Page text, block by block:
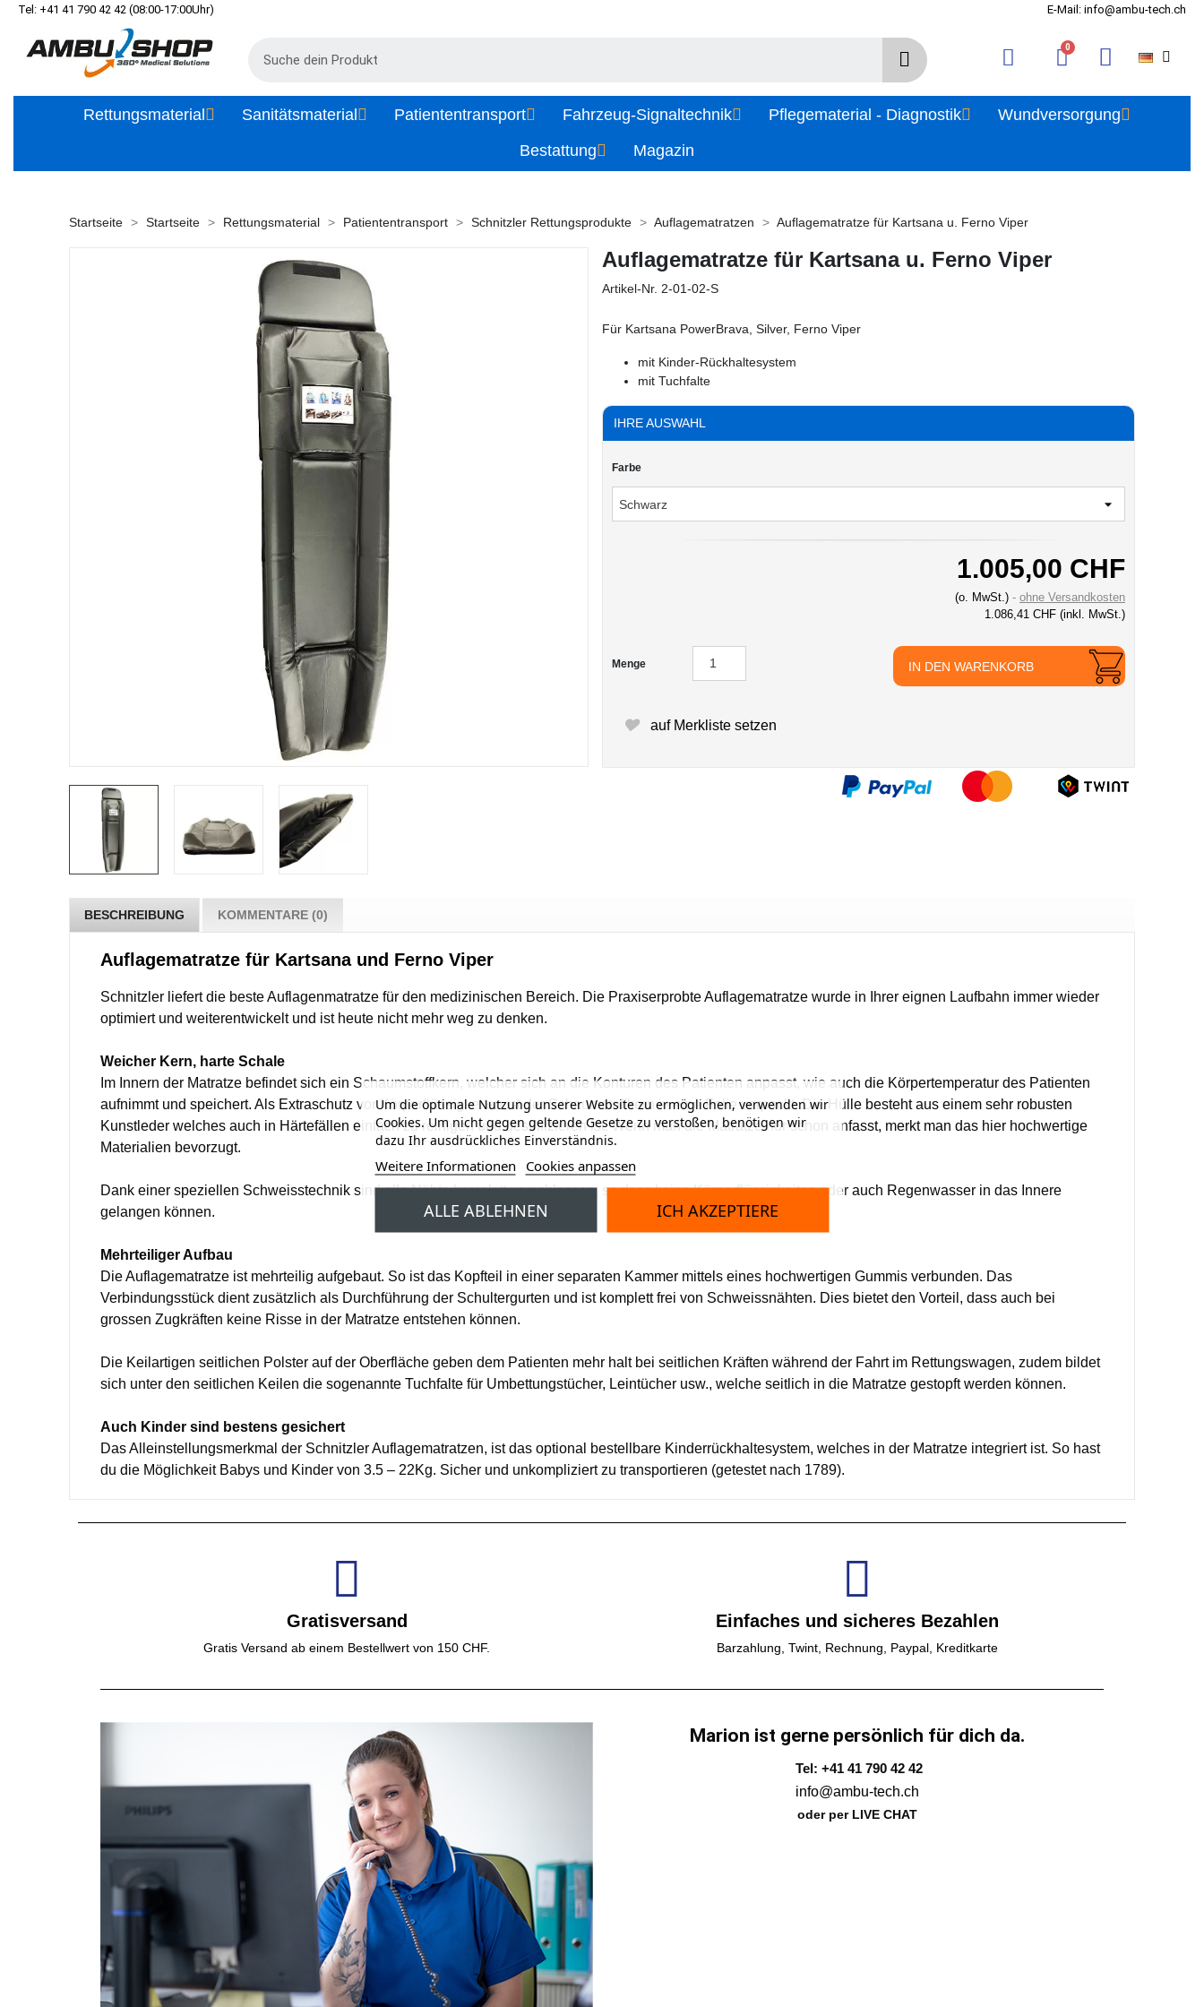
Tel: +41 41 790 42 42 (08:00-17:00Uhr) E-Mail: info@ambu-tech.ch
Rettungsmaterial Sanitätsmaterial Patiententransport Fahrzeug-Signaltechnik Pflegematerial - Diagnostik
Wundversorgung
Bestattung
Magazin
Startseite Startseite Rettungsmaterial Patiententransport Schnitzler Rettungsprodukte Auflagematratzen Auflagematratze für Kartsana u. Ferno Viper
Auflagematratze für Kartsana u. Ferno Viper
Artikel-Nr. 2-01-02-S
Für Kartsana PowerBrava, Silver, Ferno Viper
mit Kinder-Rückhaltesystem
mit Tuchfalte
IHRE AUSWAHL
Farbe
1.005,00 CHF
(o. MwSt.)
ohne Versandkosten
1.086,41 CHF (inkl. MwSt.)
Menge IN DEN WARENKORB
auf Merkliste setzen
BESCHREIBUNG KOMMENTARE (0)
Auflagematratze für Kartsana und Ferno Viper
Schnitzler liefert die beste Auflagenmatratze für den medizinischen Bereich. Die Praxiserprobte Auflagematratze wurde in Ihrer eignen Laufbahn immer wieder
optimiert und weiterentwickelt und ist heute nicht mehr weg zu denken.
Weicher Kern, harte Schale
Im Innern der Matratze befindet sich ein Schaumstoffkern, welcher sich an die Konturen des Patienten anpasst, wie auch die Körpertemperatur des Patienten
aufnimmt und speichert. Als Extraschutz vor Körperflüssigkeiten ist der Schaumstoffkern in eine Folie verpackt.Die Hülle besteht aus einem sehr robusten
Kunstleder welches auch in Härtefällen einfach zu reinigen und desinfizieren ist. Wenn man die Matratze nur schon anfasst, merkt man das hier hochwertige
Materialien bevorzugt.
Dank einer speziellen Schweisstechnik sind alle Nähte komplett verschlossen, so dass keine Körperflüssigkeiten oder auch Regenwasser in das Innere
gelangen können.
Mehrteiliger Aufbau
Die Auflagematratze ist mehrteilig aufgebaut. So ist das Kopfteil in einer separaten Kammer mittels eines hochwertigen Gummis verbunden. Das
Verbindungsstück dient zusätzlich als Durchführung der Schultergurten und ist komplett frei von Schweissnähten. Dies bietet den Vorteil, dass auch bei
grossen Zugkräften keine Risse in der Matratze entstehen können.
Die Keilartigen seitlichen Polster auf der Oberfläche geben dem Patienten mehr halt bei seitlichen Kräften während der Fahrt im Rettungswagen, zudem bildet
sich unter den seitlichen Keilen die sogenannte Tuchfalte für Umbettungstücher, Leintücher usw., welche seitlich in die Matratze gestopft werden können.
Auch Kinder sind bestens gesichert
Das Alleinstellungsmerkmal der Schnitzler Auflagematratzen, ist das optional bestellbare Kinderrückhaltesystem, welches in der Matratze integriert ist. So hast
du die Möglichkeit Babys und Kinder von 3.5 – 22Kg. Sicher und unkompliziert zu transportieren (getestet nach 1789).
Gratisversand
Gratis Versand ab einem Bestellwert von 150 CHF.
Einfaches und sicheres Bezahlen
Barzahlung, Twint, Rechnung, Paypal, Kreditkarte
Marion ist gerne persönlich für dich da.
Tel: +41 41 790 42 42
info@ambu-tech.ch
oder per LIVE CHAT
Um die optimale Nutzung unserer Website zu ermöglichen, verwenden wir
Cookies. Um nicht gegen geltende Gesetze zu verstoßen, benötigen wir
dazu Ihr ausdrückliches Einverständnis.
Weitere Informationen Cookies anpassen
ALLE ABLEHNEN ICH AKZEPTIERE